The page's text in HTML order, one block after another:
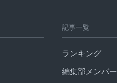
記事一覧
ランキング
編集部メンバー